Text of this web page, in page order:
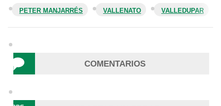
PETER MANJARRÉS VALLENATO VALLEDUPAR
COMENTARIOS